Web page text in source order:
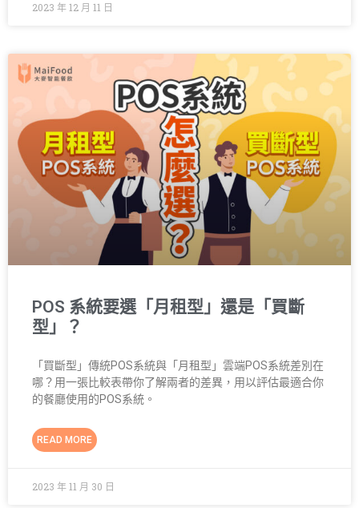
2023 年 12 月 11 日
POS 系統要選「月租型」還是「買斷
型」？
「買斷型」傳統POS系統與「月租型」雲端POS系統差別在
哪？用一張比較表帶你了解兩者的差異，用以評估最適合你
的餐廳使用的POS系統。
READ MORE
2023 年 11 月 30 日